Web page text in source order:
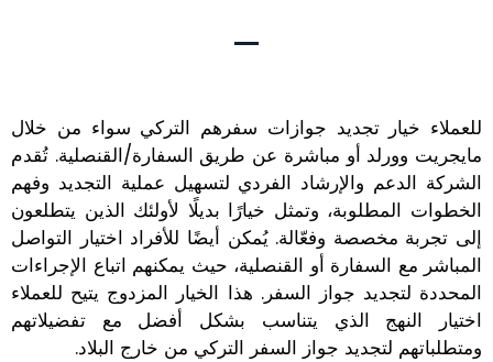
للعملاء خيار تجديد جوازات سفرهم التركي سواء من خلال
مايجريت وورلد أو مباشرة عن طريق السفارة/القنصلية. تُقدم
الشركة الدعم والإرشاد الفردي لتسهيل عملية التجديد وفهم
الخطوات المطلوبة، وتمثل خيارًا بديلًا لأولئك الذين يتطلعون
إلى تجربة مخصصة وفعّالة. يُمكن أيضًا للأفراد اختيار التواصل
المباشر مع السفارة أو القنصلية، حيث يمكنهم اتباع الإجراءات
المحددة لتجديد جواز السفر. هذا الخيار المزدوج يتيح للعملاء
اختيار النهج الذي يتناسب بشكل أفضل مع تفضيلاتهم
ومتطلباتهم لتجديد جواز السفر التركي من خارج البلاد.